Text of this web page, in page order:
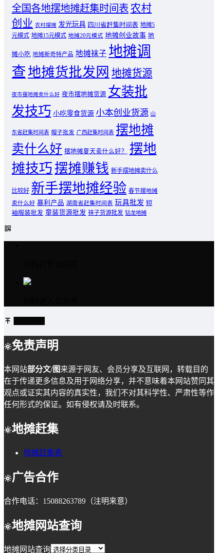
全国各地摆地摊赶集时间表 农村
创业 农村摆摊 发光玩具 四川省赶集时间表 地摊5
元模式 地摊15元模式 地摊20元模式 地摊创业故事 地
摊小吃 地摊新奇特产品 地摊袜子 地摊调
查地摊货批发网 地摊货源
夜市摆地摊卖什么好 夜市摆地摊货源 女装批
发技巧 小吃零食货源 小本创业货源 山
东省赶集时间表 帽子批发 广西赶集时间表 摆地摊
卖什么好 摆地摊夏天卖什么好？
摆地
摊技巧 摆摊赚钱 新手摆地摊卖什么
比较好 新手摆地摊经验 春节摆地摊
卖什么好 暴利产品 湖南省赶集时间表 玩具批发 短
袖服装批发 童装货源批发 袜子货源批发 钻龙地摊
免责声明
本网站部分文/图来源于网友、会员分享及互联网，转载目的
在于传递更多信息及用于网络分享，并不意味着本网站赞同其
观点或证实其内容的真实性，我们不对其科学性、严肃性等作
任何形式的保证。如有侵权请及时联系。
地摊赶集
地摊赶集表
广告合作
合作电话：15088263789（注明来意）
地摊网站查询
地摊网站查询